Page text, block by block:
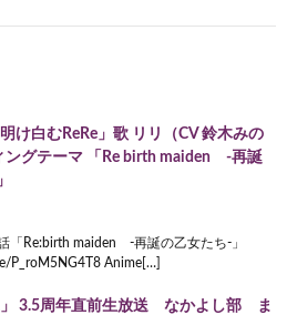
け白むReRe」歌 リリ（CV 鈴木みの
ングテーマ 「Re birth maiden ‐再誕
「Re:birth maiden ‐再誕の乙女たち‐」
P_roM5NG4T8 Anime[…]
」 3.5周年直前生放送 なかよし部 ま